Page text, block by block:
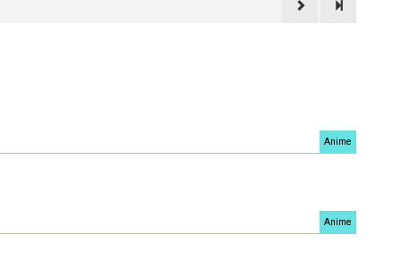
Anime
Anime